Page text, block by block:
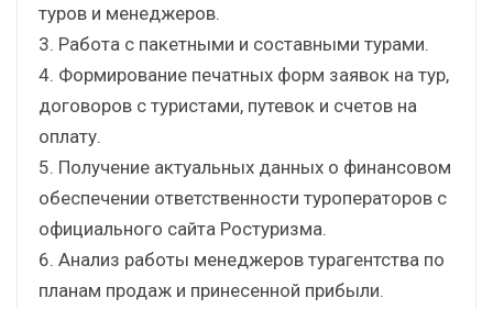
туров и менеджеров.
3. Работа с пакетными и составными турами.
4. Формирование печатных форм заявок на тур,
договоров с туристами, путевок и счетов на
оплату.
5. Получение актуальных данных о финансовом
обеспечении ответственности туроператоров с
официального сайта Ростуризма.
6. Анализ работы менеджеров турагентства по
планам продаж и принесенной прибыли.